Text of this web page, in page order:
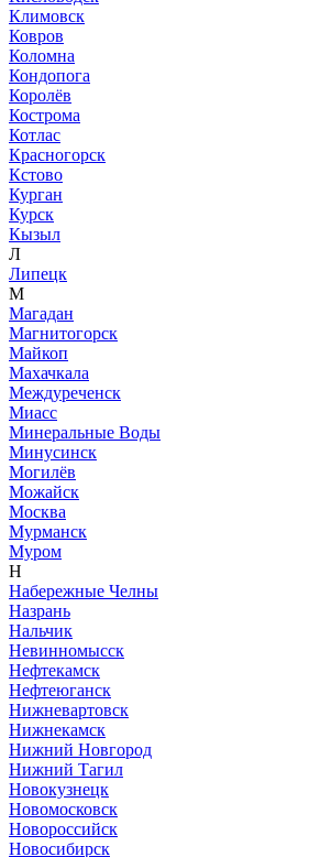
Климовск
Ковров
Коломна
Кондопога
Королёв
Кострома
Котлас
Красногорск
Кстово
Курган
Курск
Кызыл
Л
Липецк
М
Магадан
Магнитогорск
Майкоп
Махачкала
Междуреченск
Миасс
Минеральные Воды
Минусинск
Могилёв
Можайск
Москва
Мурманск
Муром
Н
Набережные Челны
Назрань
Нальчик
Невинномысск
Нефтекамск
Нефтеюганск
Нижневартовск
Нижнекамск
Нижний Новгород
Нижний Тагил
Новокузнецк
Новомосковск
Новороссийск
Новосибирск